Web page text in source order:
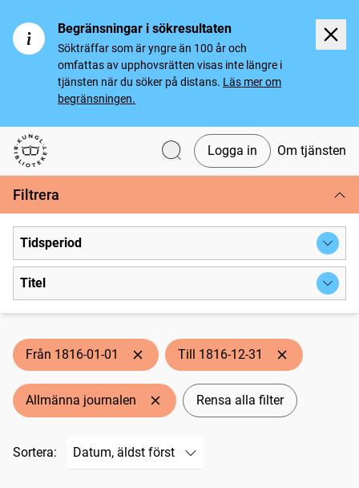
Begränsningar i sökresultaten
Sökträffar som är yngre än 100 år och
omfattas av upphovsrätten visas inte längre i
tjänsten när du söker på distans. Läs mer om
begränsningen.
Svenska tidningar
Logga in Om tjänsten
Filtrera
Tidsperiod
Titel
Från 1816-01-01 Till 1816-12-31
Allmänna journalen Rensa alla filter
Sortera: